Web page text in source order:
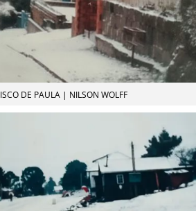
DE PAULA | NILSON WOLFF